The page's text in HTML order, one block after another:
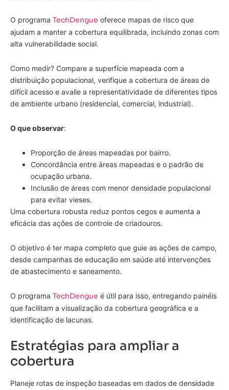
O programa TechDengue oferece mapas de risco que
ajudam a manter a cobertura equilibrada, incluindo zonas com
alta vulnerabilidade social.
Como medir? Compare a superfície mapeada com a
distribuição populacional, verifique a cobertura de áreas de
difícil acesso e avalie a representatividade de diferentes tipos
de ambiente urbano (residencial, comercial, industrial).
O que observar:
Proporção de áreas mapeadas por bairro.
Concordância entre áreas mapeadas e o padrão de
ocupação urbana.
Inclusão de áreas com menor densidade populacional
para evitar vieses.
Uma cobertura robusta reduz pontos cegos e aumenta a
eficácia das ações de controle de criadouros.
O objetivo é ter mapa completo que guie as ações de campo,
desde campanhas de educação em saúde até intervenções
de abastecimento e saneamento.
O programa TechDengue é útil para isso, entregando painéis
que facilitam a visualização da cobertura geográfica e a
identificação de lacunas.
Estratégias para ampliar a
cobertura
Planeje rotas de inspeção baseadas em dados de densidade